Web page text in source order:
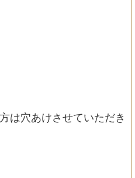
は穴あけさせていただき